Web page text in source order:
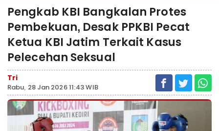
Pengkab KBI Bangkalan Protes
Pembekuan, Desak PPKBI Pecat
Ketua KBI Jatim Terkait Kasus
Pelecehan Seksual
Tri
Rabu, 28 Jan 2026 11:43 WIB